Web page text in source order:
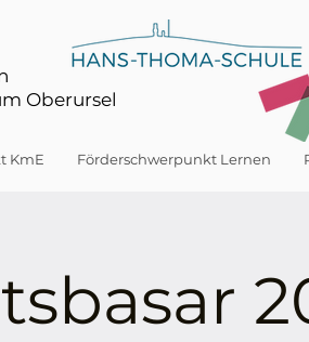
Oberursel
KmE Förderschwerpunkt Lernen